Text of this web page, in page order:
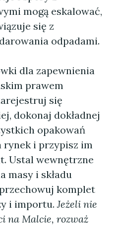
mogą eskalować,
się z
odpadami.
dla zapewnienia
prawem
się
dokonaj dokładnej
opakowań
rynek i przypisz im
Ustal wewnętrzne
masy i składu
komplet
i importu.Jeżeli nie
na Malcie, rozważ